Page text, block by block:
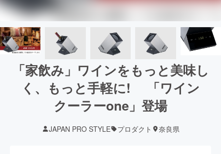
「家飲み」ワインをもっと美味し
く、もっと手軽に! 「ワイン
クーラーone」登場
JAPAN PRO STYLE プロダクト 奈良県